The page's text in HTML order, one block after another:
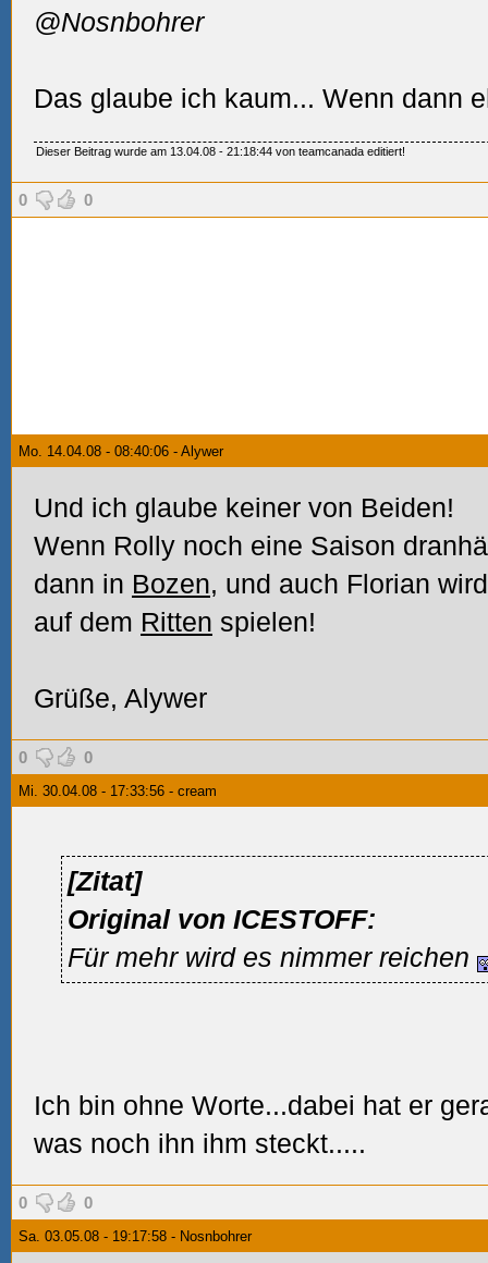
@Nosnbohrer
Das glaube ich kaum... Wenn dann
Dieser Beitrag wurde am 13.04.08 - 21:18:44 von teamcanada editiert!
0 0
Mo. 14.04.08 - 08:40:06 - Alywer
Und ich glaube keiner von Beiden!
Wenn Rolly noch eine Saison
dann in Bozen, und auch Florian
auf dem Ritten spielen!
Grüße, Alywer
0 0
Mi. 30.04.08 - 17:33:56 - cream
[Zitat]
Original von ICESTOFF:
Für mehr wird es nimmer reichen
Ich bin ohne Worte...dabei hat er
was noch ihn ihm steckt.....
0 0
Sa. 03.05.08 - 19:17:58 - Nosnbohrer